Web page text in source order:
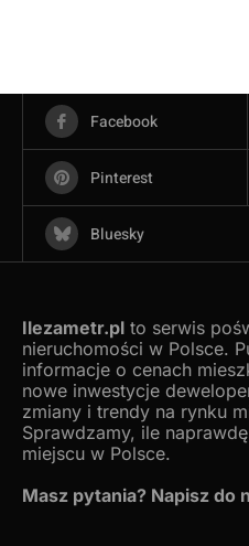
Facebook
Pinterest
Bluesky
Ilezametr.pl to serwis
nieruchomości w Polsce.
informacje o cenach
nowe inwestycje
zmiany i trendy na rynku
Sprawdzamy, ile
miejscu w Polsce.
Masz pytania? Napisz do